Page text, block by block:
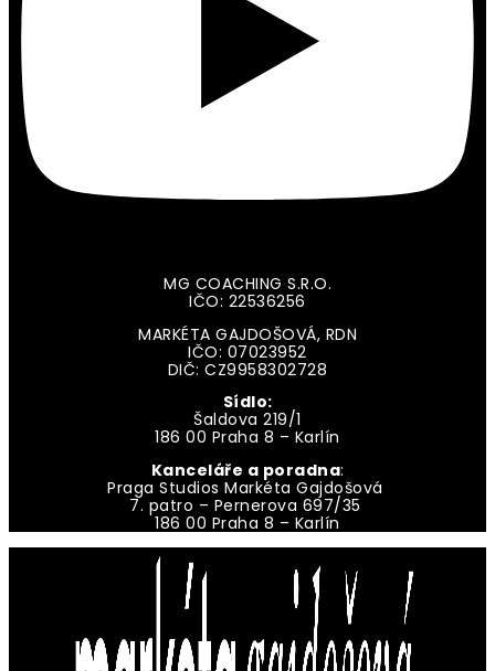
MG COACHING S.R.O.
IČO: 22536256
MARKÉTA GAJDOŠOVÁ, RDN
IČO: 07023952
DIČ: CZ9958302728
Sídlo:
Šaldova 219/1
186 00 Praha 8 – Karlín
Kanceláře a poradna:
Praga Studios Markéta Gajdošová
7. patro – Pernerova 697/35
186 00 Praha 8 – Karlín